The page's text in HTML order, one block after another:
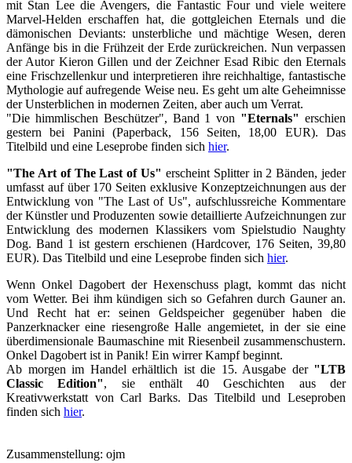
mit Stan Lee die Avengers, die Fantastic Four und viele weitere
Marvel-Helden erschaffen hat, die gottgleichen Eternals und die
dämonischen Deviants: unsterbliche und mächtige Wesen, deren
Anfänge bis in die Frühzeit der Erde zurückreichen. Nun verpassen
der Autor Kieron Gillen und der Zeichner Esad Ribic den Eternals
eine Frischzellenkur und interpretieren ihre reichhaltige, fantastische
Mythologie auf aufregende Weise neu. Es geht um alte Geheimnisse
der Unsterblichen in modernen Zeiten, aber auch um Verrat.
"Die himmlischen Beschützer", Band 1 von "Eternals" erschien
gestern bei Panini (Paperback, 156 Seiten, 18,00 EUR). Das
Titelbild und eine Leseprobe finden sich hier.
"The Art of The Last of Us" erscheint Splitter in 2 Bänden, jeder
umfasst auf über 170 Seiten exklusive Konzeptzeichnungen aus der
Entwicklung von "The Last of Us", aufschlussreiche Kommentare
der Künstler und Produzenten sowie detaillierte Aufzeichnungen zur
Entwicklung des modernen Klassikers vom Spielstudio Naughty
Dog. Band 1 ist gestern erschienen (Hardcover, 176 Seiten, 39,80
EUR). Das Titelbild und eine Leseprobe finden sich hier.
Wenn Onkel Dagobert der Hexenschuss plagt, kommt das nicht
vom Wetter. Bei ihm kündigen sich so Gefahren durch Gauner an.
Und Recht hat er: seinen Geldspeicher gegenüber haben die
Panzerknacker eine riesengroße Halle angemietet, in der sie eine
überdimensionale Baumaschine mit Riesenbeil zusammenschustern.
Onkel Dagobert ist in Panik! Ein wirrer Kampf beginnt.
Ab morgen im Handel erhältlich ist die 15. Ausgabe der"LTB
Classic Edition", sie enthält 40 Geschichten aus der
Kreativwerkstatt von Carl Barks. Das Titelbild und Leseproben
finden sich hier.
Zusammenstellung: ojm